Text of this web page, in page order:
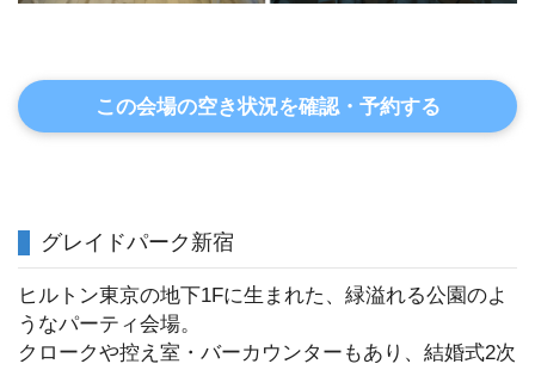
この会場の空き状況を確認・予約する
グレイドパーク新宿
ヒルトン東京の地下1Fに生まれた、緑溢れる公園のよ
うなパーティ会場。
クロークや控え室・バーカウンターもあり、結婚式2次